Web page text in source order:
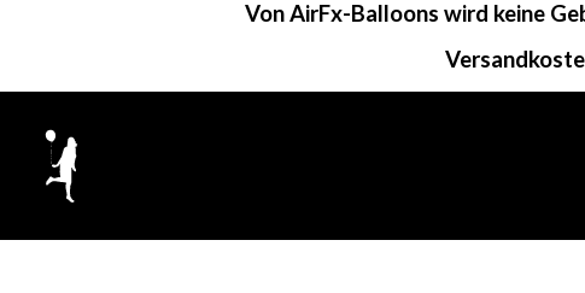
springen
Von AirFx-Balloons wird keine